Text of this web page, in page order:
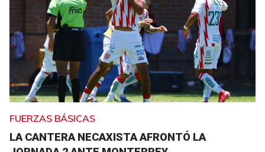
FUERZAS BÁSICAS
LA CANTERA NECAXISTA AFRONTÓ LA